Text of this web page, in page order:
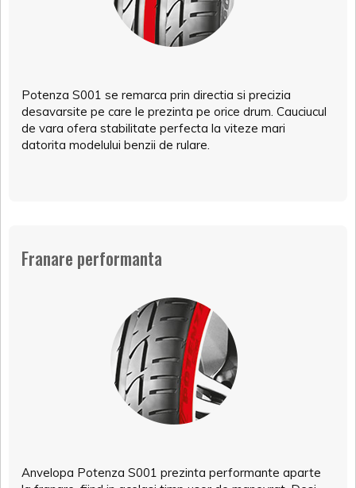
Potenza S001 se remarca prin directia si precizia
desavarsite pe care le prezinta pe orice drum. Cauciucul
de vara ofera stabilitate perfecta la viteze mari
datorita modelului benzii de rulare.
Franare performanta
Anvelopa Potenza S001 prezinta performante aparte